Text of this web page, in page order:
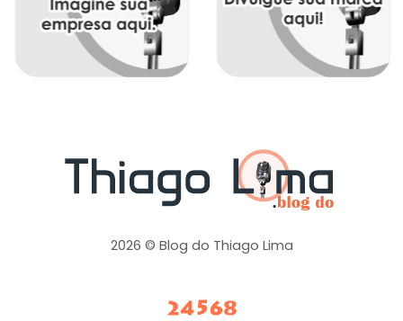
2026 © Blog do Thiago Lima